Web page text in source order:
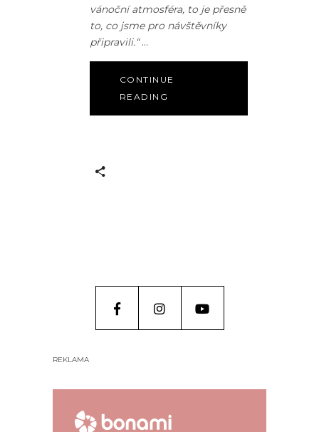
vánoční atmosféra, to je přesně
to, co jsme pro návštěvníky
připravili.“
CONTINUE
READING
REKLAMA